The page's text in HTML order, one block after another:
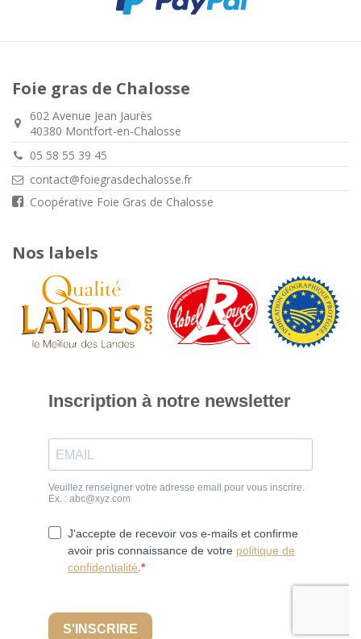
Foie gras de Chalosse
602 Avenue Jean Jaurès
40380 Montfort-en-Chalosse
05 58 55 39 45
contact@foiegrasdechalosse.fr
Coopérative Foie Gras de Chalosse
Nos labels